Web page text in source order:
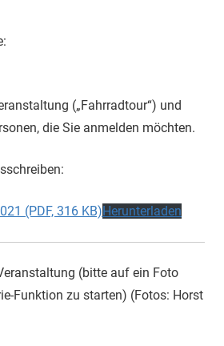
(„Fahrradtour“) und
die Sie anmelden möchten.
(PDF, 316 KB)Herunterladen
(bitte auf ein Foto
Funktion zu starten) (Fotos: Horst